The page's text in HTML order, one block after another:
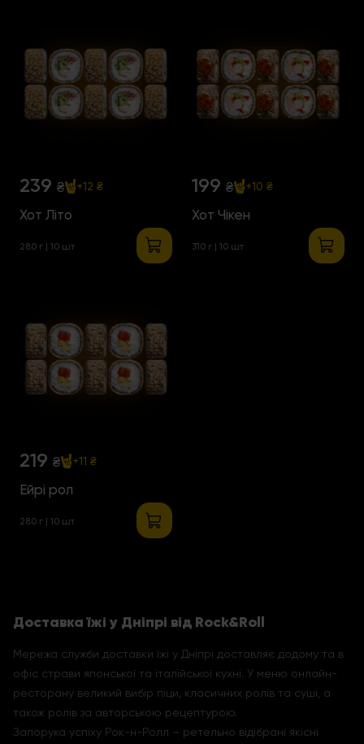
239 ₴ +12 ₴
Хот Літо
280 г | 10 шт
199 ₴ +10 ₴
Хот Чікен
310 г | 10 шт
219 ₴ +11 ₴
Ейрі рол
280 г | 10 шт
Доставка їжі у Дніпрі від Rock&Roll
Мережа служби доставки їжі у Дніпрі доставляє додому та в
офіс страви японської та італійської кухні. У меню онлайн-
ресторану великий вибір піци, класичних ролів та суші, а
також ролів за авторською рецептурою.
Запорука успіху Рок-н-Ролл – ретельно відібрані якісні